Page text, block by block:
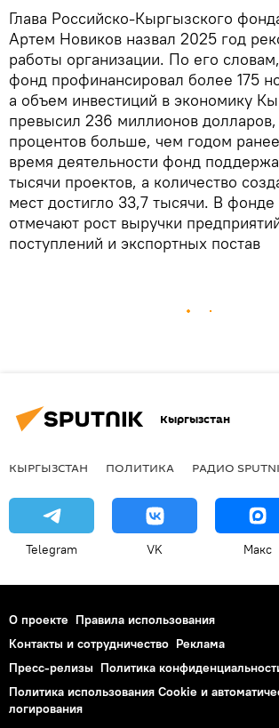
Глава Российско-Кыргызского
Артем Новиков назвал 2025 год
работы организации. По его
фонд профинансировал более 175
а объем инвестиций в экономику
превысил 236 миллионов долларов,
процентов больше, чем годом
время деятельности фонд
тысячи проектов, а количество
мест достигло 33,7 тысячи. В фонде
отмечают рост выручки
поступлений и экспортных постав
Кыргызстан
КЫРГЫЗСТАН ПОЛИТИКА РАДИО
Telegram VK Макс
О проекте Правила использования
Контакты и сотрудничество Реклама
Пресс-релизы Политика
Политика использования Cookie и
логирования